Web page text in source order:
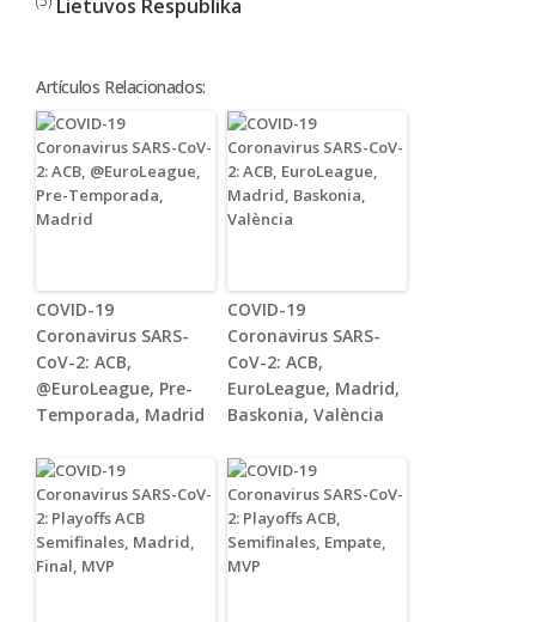
Lietuvos Respublika
Artículos Relacionados:
COVID-19
Coronavirus SARS-
CoV-2: ACB,
@EuroLeague, Pre-
Temporada, Madrid
COVID-19
Coronavirus SARS-
CoV-2: ACB,
EuroLeague, Madrid,
Baskonia, València